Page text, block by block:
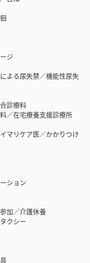
ジ
よる尿失禁／機能性尿失
診療料
／在宅療養支援診療所
マリケア医／かかりつけ
ション
加／介護休養
クシー